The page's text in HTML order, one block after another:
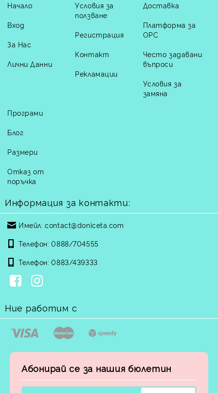
Начало
Вход
За Нас
Лични Данни
Условия за
ползване
Регистрация
Контакт
Рекламации
Доставка
Платформа за
ОРС
Често задавани
въпроси
Условия за
замяна
Програми
Блог
Размери
Отказ от
поръчка
Информация за контакти:
Имейл: contact@doniceta.com
Телефон: 0888/704555
Телефон: 0883/439333
Ние работим с
Абонирай се за нашия бюлетин